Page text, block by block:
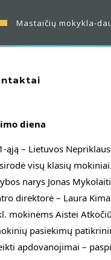
mokykla-
diena
ąją – Lietuvos
visų klasių
narys Jonas
direktorė – Laura
mokinėms Aistei
pasiekimų
apdovanojimai –